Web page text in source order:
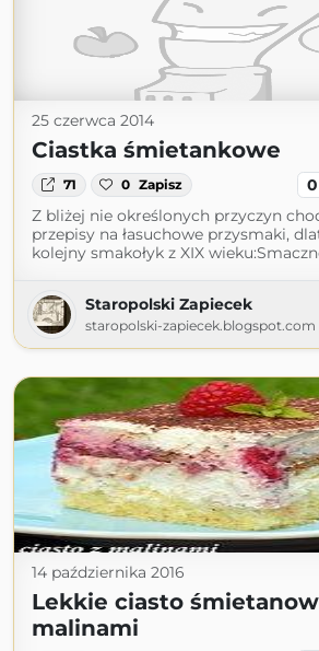
25 czerwca 2014
Ciastka śmietankowe
71 0 Zapisz 0
Z bliżej nie określonych przyczyn
przepisy na łasuchowe przysmaki,
kolejny smakołyk z XIX
Staropolski Zapiecek
staropolski-zapiecek.blogspot.com
14 października 2016
Lekkie ciasto
malinami